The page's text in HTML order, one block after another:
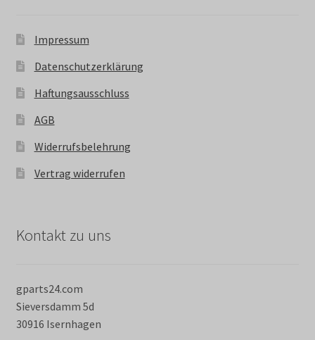
Impressum
Datenschutzerklärung
Haftungsausschluss
AGB
Widerrufsbelehrung
Vertrag widerrufen
Kontakt zu uns
gparts24.com
Sieversdamm 5d
30916 Isernhagen